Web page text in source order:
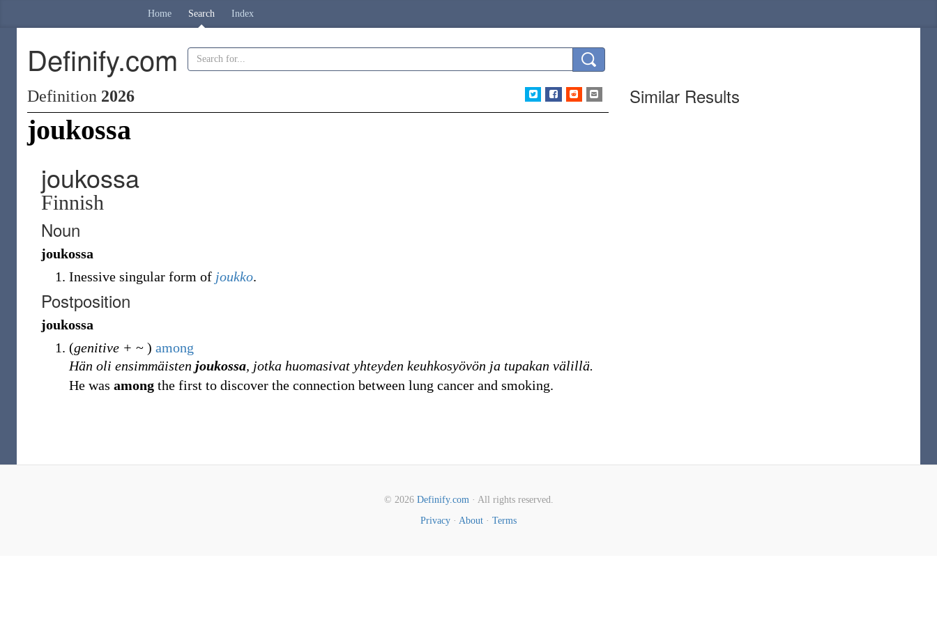
Home Search Index
Definify.com
Definition 2026
joukossa
joukossa
Finnish
Noun
joukossa
Inessive singular form of joukko.
Postposition
joukossa
(genitive + ~ ) among
Hän oli ensimmäisten joukossa, jotka huomasivat yhteyden keuhkosyövön ja tupakan välillä.
He was among the first to discover the connection between lung cancer and smoking.
Similar Results
© 2026 Definify.com· All rights reserved.
Privacy · About · Terms